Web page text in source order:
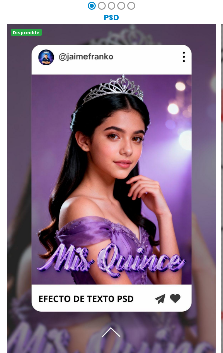
PSD
Disponible